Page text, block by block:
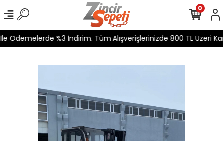
Ödemelerde %3 İndirim. Tüm Alışverişlerinizde 800 TL Üzeri
0